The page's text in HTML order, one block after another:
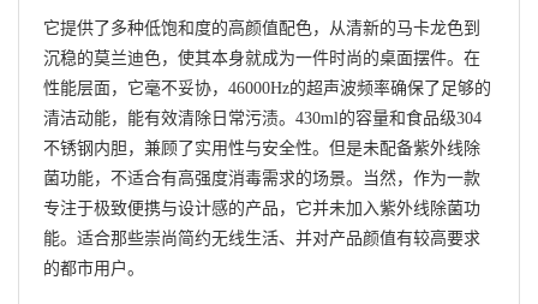
它提供了多种低饱和度的高颜值配色，从清新的马卡龙色到
沉稳的莫兰迪色，使其本身就成为一件时尚的桌面摆件。在
性能层面，它毫不妥协，46000Hz的超声波频率确保了足够的
清洁动能，能有效清除日常污渍。430ml的容量和食品级304
不锈钢内胆，兼顾了实用性与安全性。但是未配备紫外线除
菌功能，不适合有高强度消毒需求的场景。当然，作为一款
专注于极致便携与设计感的产品，它并未加入紫外线除菌功
能。适合那些崇尚简约无线生活、并对产品颜值有较高要求
的都市用户。